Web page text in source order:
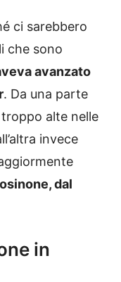
ci sarebbero
che sono
avanzato
. Da una parte
alte nelle
invece
dal
in